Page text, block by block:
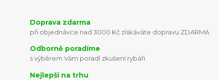
Doprava zdarma
při objednávce nad 3000 Kč získáváte dopravu ZDARMA
Odborně poradíme
s výběrem Vám poradí zkušení rybáři
Nejlepší na trhu